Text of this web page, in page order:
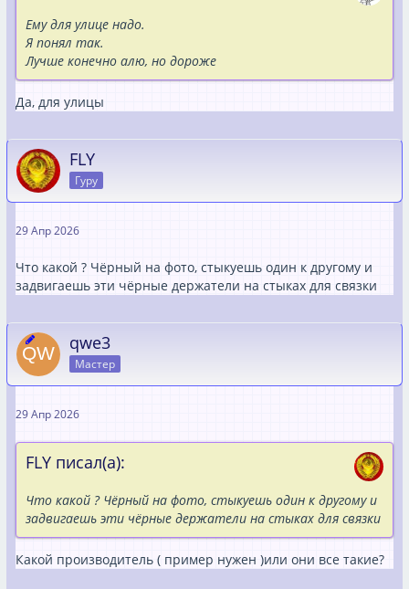
Ему для улице надо.
Я понял так.
Лучше конечно алю, но дороже
Да, для улицы
FLY
Гуру
29 Апр 2026
Что какой ? Чёрный на фото, стыкуешь один к другому и
задвигаешь эти чёрные держатели на стыках для связки
qwe3
Мастер
29 Апр 2026
FLY писал(а):
Что какой ? Чёрный на фото, стыкуешь один к другому и
задвигаешь эти чёрные держатели на стыках для связки
Какой производитель ( пример нужен )или они все такие?